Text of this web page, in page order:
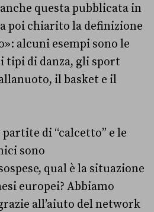
questa pubblicata in
poi chiarito la definizione
alcuni esempi sono le
tipi di danza, gli sport
il basket e il
di “calcetto” e le
sono
qual è la situazione
europei? Abbiamo
all’aiuto del network